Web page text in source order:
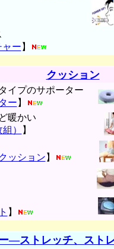
ー 】
クッション
イプのサポーター
ー 】
暖かい
）
】
ッション 】
】
―ストレッチ、スト